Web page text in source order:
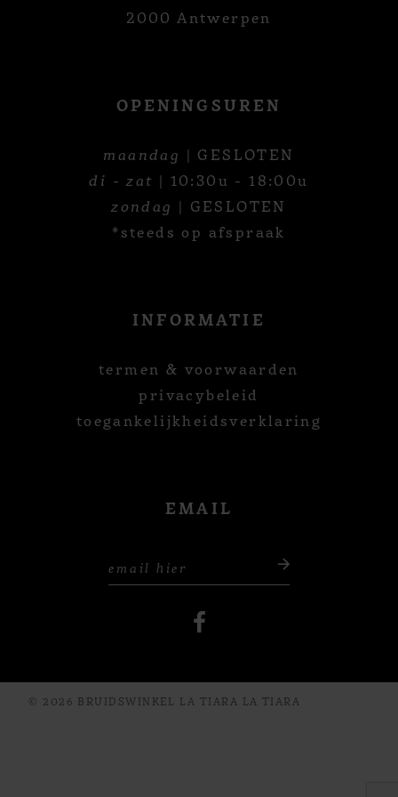
2000 Antwerpen
OPENINGSUREN
maandag | GESLOTEN
di - zat | 10:30u - 18:00u
zondag | GESLOTEN
*steeds op afspraak
INFORMATIE
termen & voorwaarden
privacybeleid
toegankelijkheidsverklaring
EMAIL
© 2026 BRUIDSWINKEL LA TIARA LA TIARA